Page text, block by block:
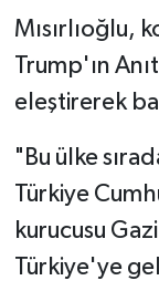
Mısırlıoğlu,
Trump'ın
eleştirerek
"Bu ülke
Türkiye
kurucusu
Türkiye'ye